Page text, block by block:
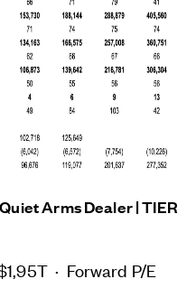
Arms Dealer | TIER
· Forward P/E